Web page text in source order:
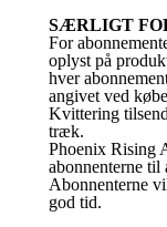
SÆRLIGT
For
oplyst på
hver
angivet ved
Kvittering
træk.
Phoenix Rising
abonnenterne til
Abonnenterne
god tid.